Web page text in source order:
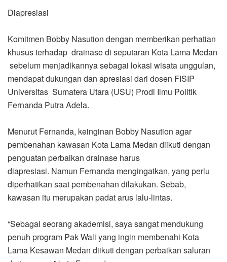
Diapresiasi
Komitmen Bobby Nasution dengan memberikan perhatian
khusus terhadap drainase di seputaran Kota Lama Medan
sebelum menjadikannya sebagai lokasi wisata unggulan,
mendapat dukungan dan apresiasi dari dosen FISIP
Universitas Sumatera Utara (USU) Prodi Ilmu Politik
Fernanda Putra Adela.
Menurut Fernanda, keinginan Bobby Nasution agar
pembenahan kawasan Kota Lama Medan diikuti dengan
penguatan perbaikan drainase harus
diapresiasi. Namun Fernanda mengingatkan, yang perlu
diperhatikan saat pembenahan dilakukan. Sebab,
kawasan itu merupakan padat arus lalu-lintas.
“Sebagai seorang akademisi, saya sangat mendukung
penuh program Pak Wali yang ingin membenahi Kota
Lama Kesawan Medan diikuti dengan perbaikan saluran